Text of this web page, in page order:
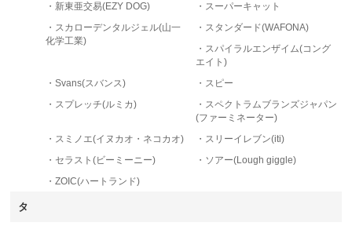
・新東亜交易(EZY DOG) ・スーパーキャット
・スカローデンタルジェル(山一
化学工業)
・スタンダード(WAFONA)
・スパイラルエンザイム(コング
エイト)
・Svans(スバンス) ・スピー
・スプレッチ(ルミカ)
・スペクトラムブランズジャパン
(ファーミネーター)
・スミノエ(イヌカオ・ネコカオ) ・スリーイレブン(iti)
・セラスト(ビーミーニー) ・ソアー(Lough giggle)
・ZOIC(ハートランド)
タ